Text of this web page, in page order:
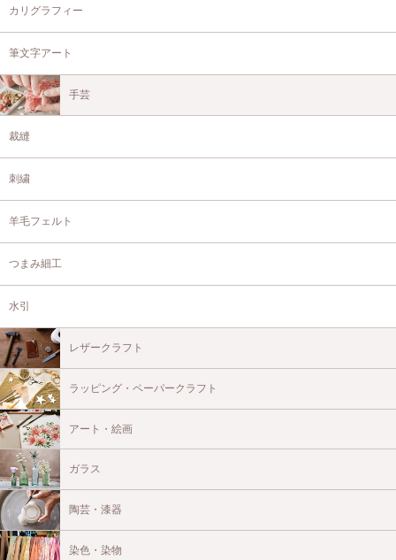
カリグラフィー
筆文字アート
手芸
裁縫
刺繍
羊毛フェルト
つまみ細工
水引
レザークラフト
ラッピング・ペーパークラフト
アート・絵画
ガラス
陶芸・漆器
染色・染物